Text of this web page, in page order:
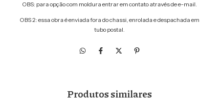
OBS: para opção com moldura entrar em contato através de e-mail.
OBS 2: essa obra é enviada fora do chassi, enrolada e despachada em
tubo postal.
Produtos similares